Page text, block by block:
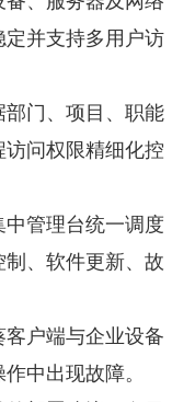
并支持多用户访
门、项目、职能
问权限精细化控
管理台统一调度
、软件更新、故
户端与企业设备
中出现故障。